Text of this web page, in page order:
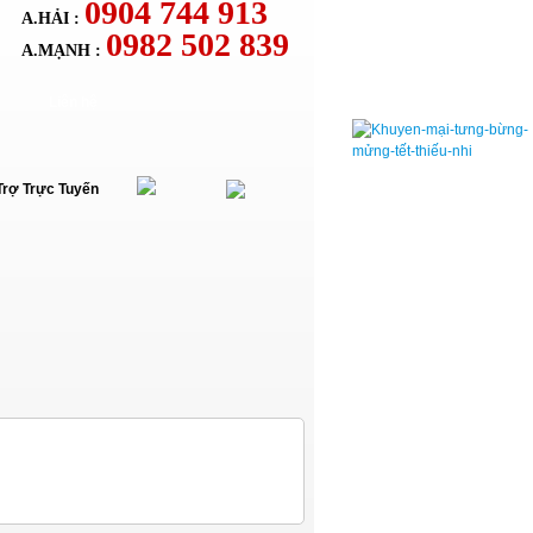
A.HẢI : 0904 744 913
A.MẠNH : 0982 502 839
Trực Tuyến